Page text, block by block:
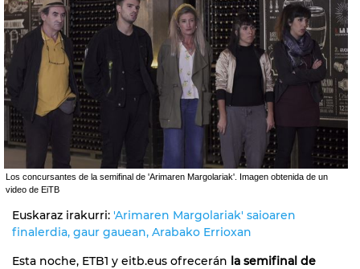
Los concursantes de la semifinal de 'Arimaren Margolariak'. Imagen obtenida de un
video de EiTB
Euskaraz irakurri: 'Arimaren Margolariak' saioaren
finalerdia, gaur gauean, Arabako Errioxan
Esta noche, ETB1 y eitb.eus ofrecerán la semifinal de